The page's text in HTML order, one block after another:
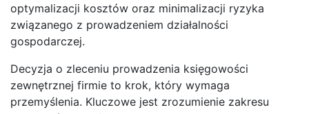
optymalizacji kosztów oraz minimalizacji ryzyka
związanego z prowadzeniem działalności
gospodarczej.
Decyzja o zleceniu prowadzenia księgowości
zewnętrznej firmie to krok, który wymaga
przemyślenia. Kluczowe jest zrozumienie zakresu